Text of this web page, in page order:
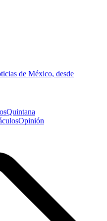
de México, desde
Quintana
Opinión